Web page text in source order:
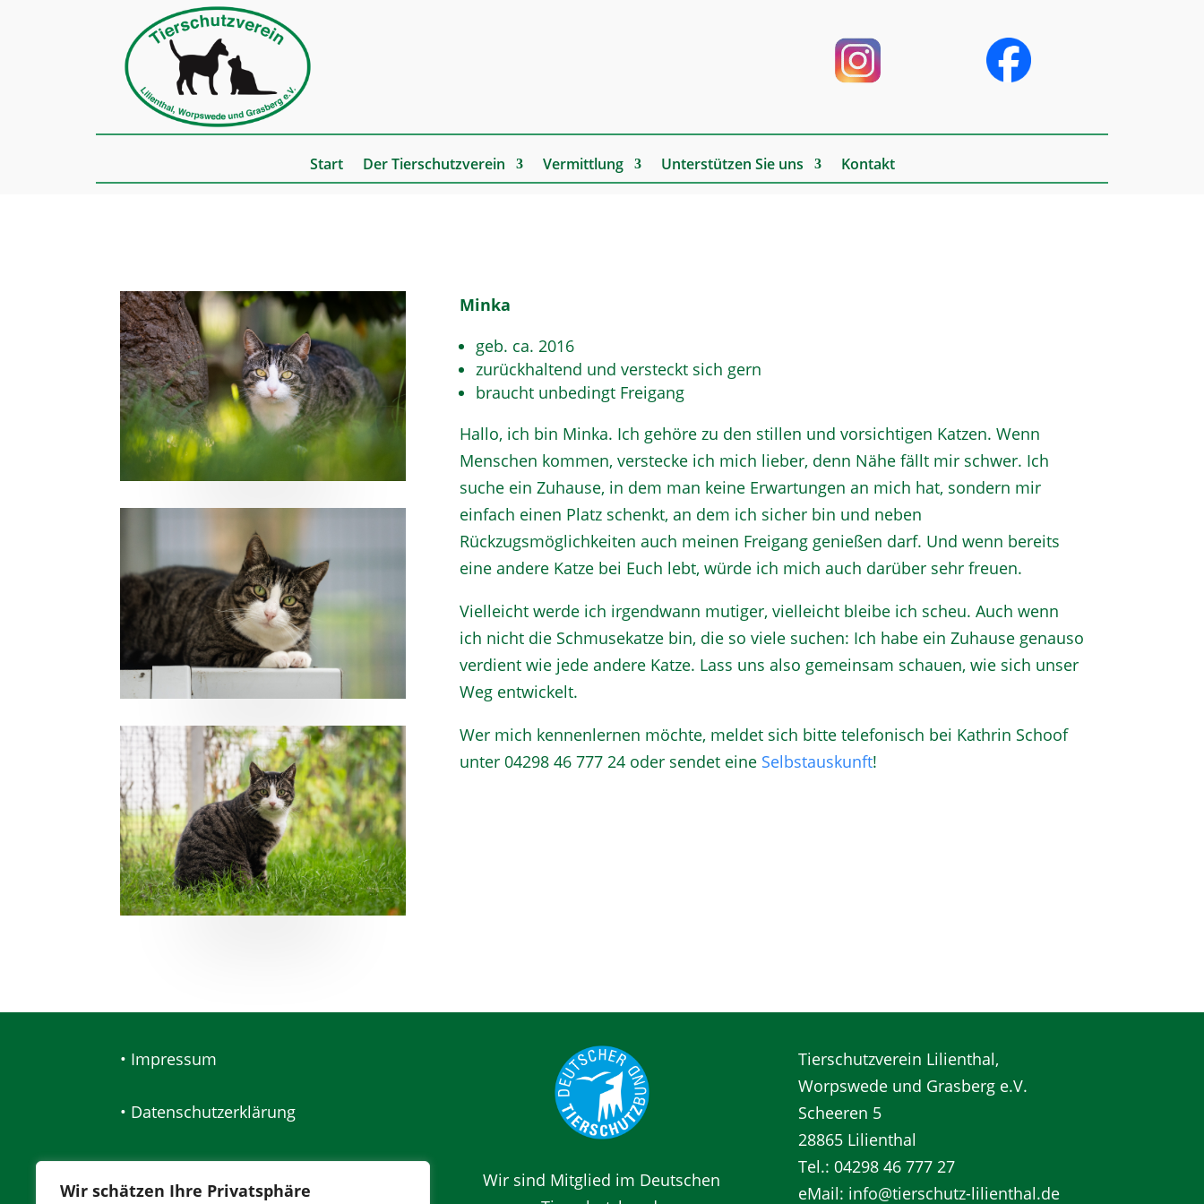
Wir schätzen Ihre Privatsphäre
Start Der Tierschutzverein Vermittlung Unterstützen Sie uns Kontakt
Minka
geb. ca. 2016
zurückhaltend und versteckt sich gern
braucht unbedingt Freigang
Hallo, ich bin Minka. Ich gehöre zu den stillen und vorsichtigen Katzen. Wenn
Menschen kommen, verstecke ich mich lieber, denn Nähe fällt mir schwer. Ich
suche ein Zuhause, in dem man keine Erwartungen an mich hat, sondern mir
einfach einen Platz schenkt, an dem ich sicher bin und neben
Rückzugsmöglichkeiten auch meinen Freigang genießen darf. Und wenn bereits
eine andere Katze bei Euch lebt, würde ich mich auch darüber sehr freuen.
Vielleicht werde ich irgendwann mutiger, vielleicht bleibe ich scheu. Auch wenn
ich nicht die Schmusekatze bin, die so viele suchen: Ich habe ein Zuhause genauso
verdient wie jede andere Katze. Lass uns also gemeinsam schauen, wie sich unser
Weg entwickelt.
Wer mich kennenlernen möchte, meldet sich bitte telefonisch bei Kathrin Schoof
unter 04298 46 777 24 oder sendet eine Selbstauskunft!
• Impressum
• Datenschutzerklärung
Wir sind Mitglied im Deutschen
Tierschutzverein Lilienthal,
Worpswede und Grasberg e.V.
Scheeren 5
28865 Lilienthal
Tel.: 04298 46 777 27
eMail: info@tierschutz-lilienthal.de